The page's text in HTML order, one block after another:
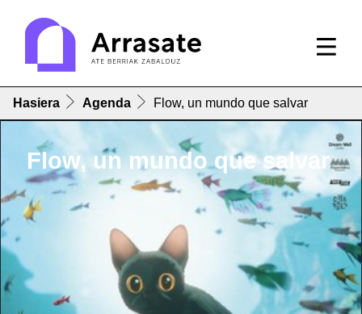
Hasiera Agenda Flow, un mundo que salvar
Flow, un mundo que salvar